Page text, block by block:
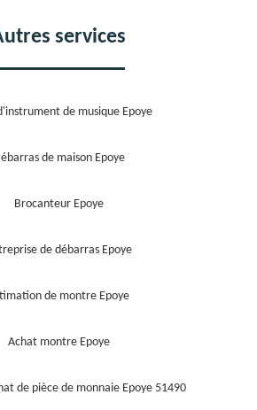
services
de musique Epoye
de maison Epoye
Brocanteur Epoye
de débarras Epoye
de montre Epoye
Achat montre Epoye
de pièce de monnaie Epoye 51490